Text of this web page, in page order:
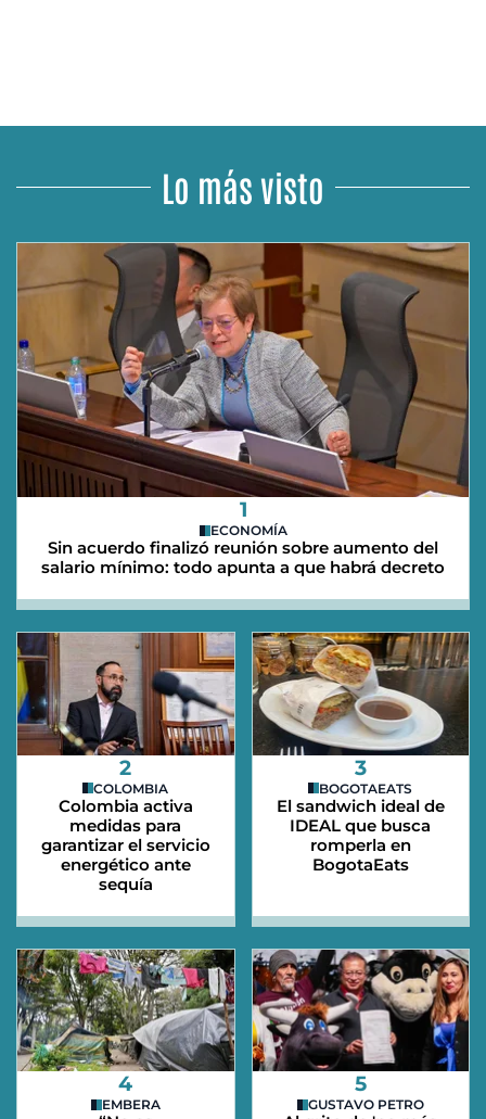
Lo más visto
1
ECONOMÍA
Sin acuerdo finalizó reunión sobre aumento del
salario mínimo: todo apunta a que habrá decreto
2
COLOMBIA
Colombia activa
medidas para
garantizar el servicio
energético ante
sequía
3
BOGOTAEATS
El sandwich ideal de
IDEAL que busca
romperla en
BogotaEats
4
EMBERA
5
GUSTAVO PETRO